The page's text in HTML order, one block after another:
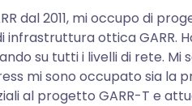
dal 2011, mi occupo di
ottica GARR.
su tutti i livelli di rete.
mi sono occupato sia la
al progetto GARR-T e